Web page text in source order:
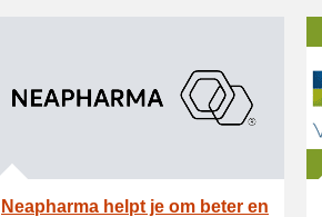
Neapharma helpt je om beter en